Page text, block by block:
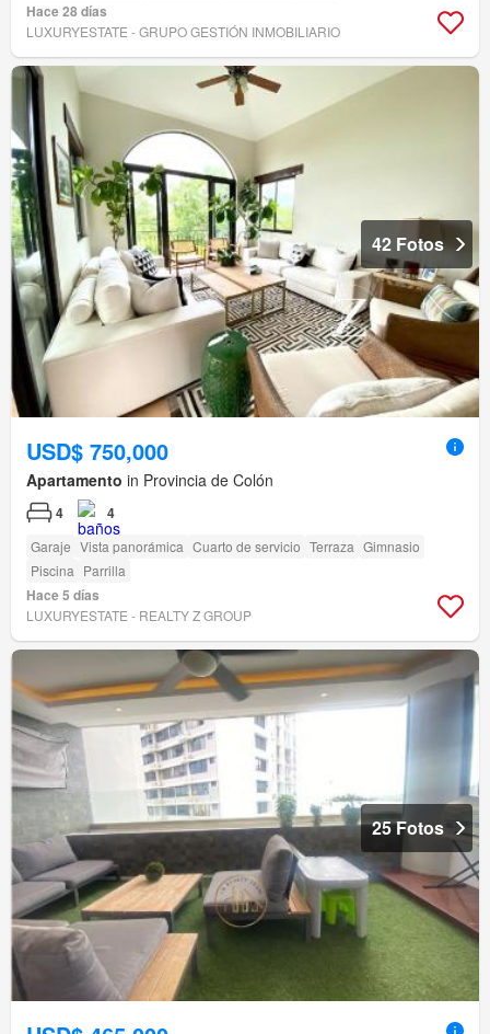
Hace 28 días
LUXURYESTATE - GRUPO GESTIÓN INMOBILIARIO
42 Fotos
USD$ 750,000
Apartamento in Provincia de Colón
4 4
Garaje Vista panorámica Cuarto de servicio Terraza Gimnasio
Piscina Parrilla
Hace 5 días
LUXURYESTATE - REALTY Z GROUP
25 Fotos